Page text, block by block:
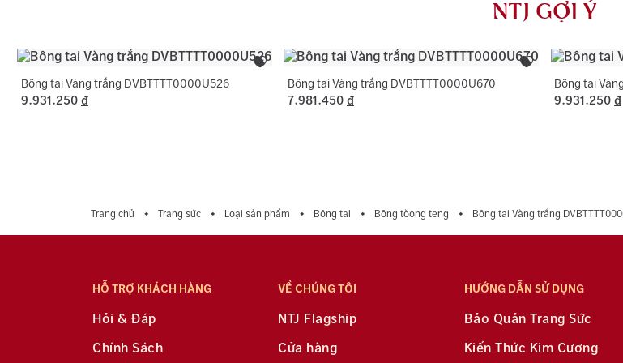
NTJ GỢI Ý
Bông tai Vàng trắng DVBTTTT0000U526
9.931.250 đ
Bông tai Vàng trắng DVBTTTT0000U670
7.981.450 đ
Bông tai
9.931.250 đ
Trang chủ Trang sức Loại sản phẩm Bông tai Bông tòong teng Bông tai Vàng trắng
HỖ TRỢ KHÁCH HÀNG
Hỏi & Đáp
Chính Sách
VỀ CHÚNG TÔI
NTJ Flagship
Cửa hàng
HƯỚNG DẪN SỬ DỤNG
Bảo Quản Trang Sức
Kiến Thức Kim Cương